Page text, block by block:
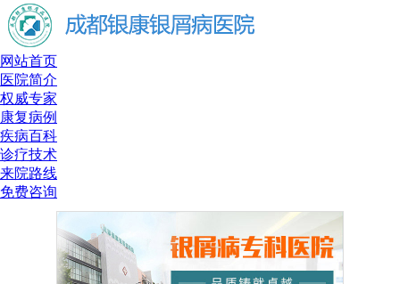
网站首页
医院简介
权威专家
康复病例
疾病百科
诊疗技术
来院路线
免费咨询